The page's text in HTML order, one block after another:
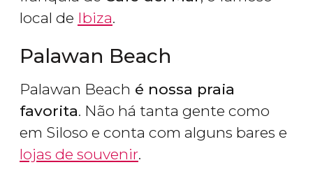
local de Ibiza.
Palawan Beach
Palawan Beach é nossa praia
favorita. Não há tanta gente como
em Siloso e conta com alguns bares e
lojas de souvenir.